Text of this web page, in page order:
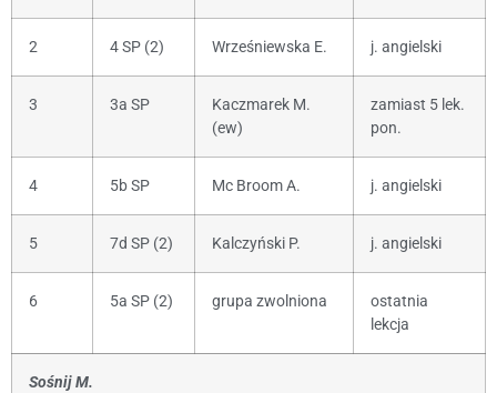
2 4 SP (2) Wrześniewska E. j. angielski
3 3a SP
Kaczmarek M.
(ew)
zamiast 5 lek.
pon.
4 5b SP Mc Broom A. j. angielski
5 7d SP (2) Kalczyński P. j. angielski
6 5a SP (2) grupa zwolniona
ostatnia
lekcja
Sośnij M.